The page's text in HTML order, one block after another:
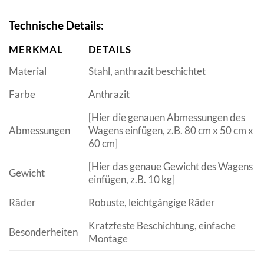
Technische Details:
MERKMAL
DETAILS
Material
Stahl, anthrazit beschichtet
Farbe
Anthrazit
Abmessungen
[Hier die genauen Abmessungen des
Wagens einfügen, z.B. 80 cm x 50 cm x
60 cm]
Gewicht
[Hier das genaue Gewicht des Wagens
einfügen, z.B. 10 kg]
Räder
Robuste, leichtgängige Räder
Besonderheiten
Kratzfeste Beschichtung, einfache
Montage